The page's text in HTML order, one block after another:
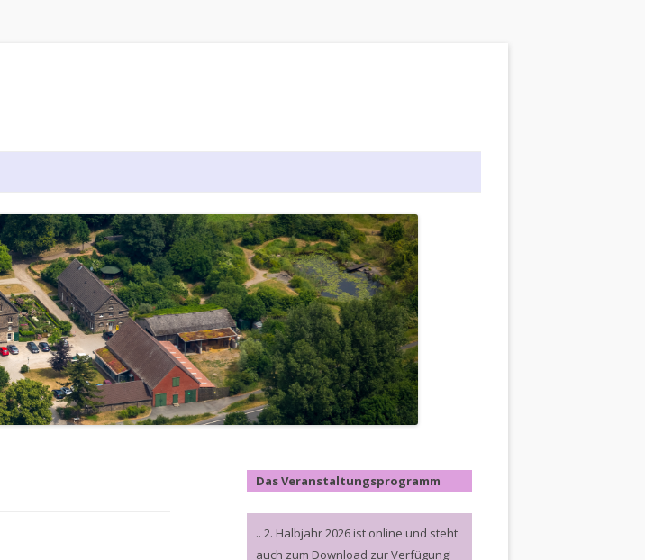
Zum
Das Veranstaltungsprogramm
.. 2. Halbjahr 2026 ist online und steht
auch zum Download zur Verfügung!